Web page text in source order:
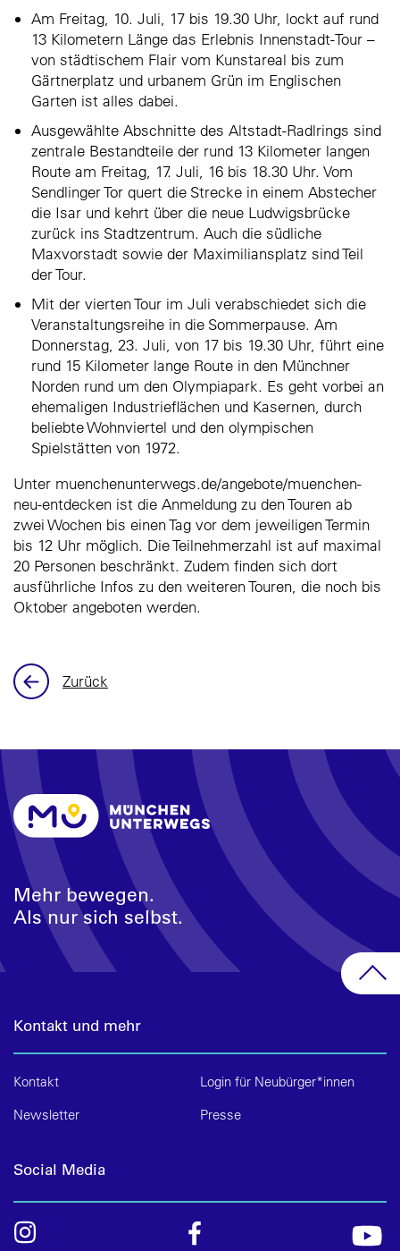
Am Freitag, 10. Juli, 17 bis 19.30 Uhr, lockt auf rund
13 Kilometern Länge das Erlebnis Innenstadt-Tour –
von städtischem Flair vom Kunstareal bis zum
Gärtnerplatz und urbanem Grün im Englischen
Garten ist alles dabei.
Ausgewählte Abschnitte des Altstadt-Radlrings sind
zentrale Bestandteile der rund 13 Kilometer langen
Route am Freitag, 17. Juli, 16 bis 18.30 Uhr. Vom
Sendlinger Tor quert die Strecke in einem Abstecher
die Isar und kehrt über die neue Ludwigsbrücke
zurück ins Stadtzentrum. Auch die südliche
Maxvorstadt sowie der Maximiliansplatz sind Teil
der Tour.
Mit der vierten Tour im Juli verabschiedet sich die
Veranstaltungsreihe in die Sommerpause. Am
Donnerstag, 23. Juli, von 17 bis 19.30 Uhr, führt eine
rund 15 Kilometer lange Route in den Münchner
Norden rund um den Olympiapark. Es geht vorbei an
ehemaligen Industrieflächen und Kasernen, durch
beliebte Wohnviertel und den olympischen
Spielstätten von 1972.
Unter muenchenunterwegs.de/angebote/muenchen-
neu-entdecken ist die Anmeldung zu den Touren ab
zwei Wochen bis einen Tag vor dem jeweiligen Termin
bis 12 Uhr möglich. Die Teilnehmerzahl ist auf maximal
20 Personen beschränkt. Zudem finden sich dort
ausführliche Infos zu den weiteren Touren, die noch bis
Oktober angeboten werden.
Zurück
Mehr bewegen.
Als nur sich selbst.
Kontakt und mehr
Kontakt
Login für Neubürger*innen
Newsletter
Presse
Social Media